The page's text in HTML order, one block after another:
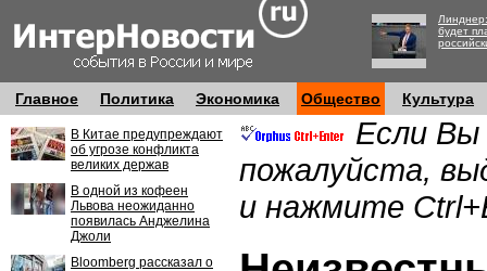
будет
Главное Политика Экономика Общество Культура
В Китае предупреждают
об угрозе конфликта
великих держав
В одной из кофеен
Львова неожиданно
появилась Анджелина
Джоли
Bloomberg рассказал о
Если Вы
пожалуйста,
и нажмите